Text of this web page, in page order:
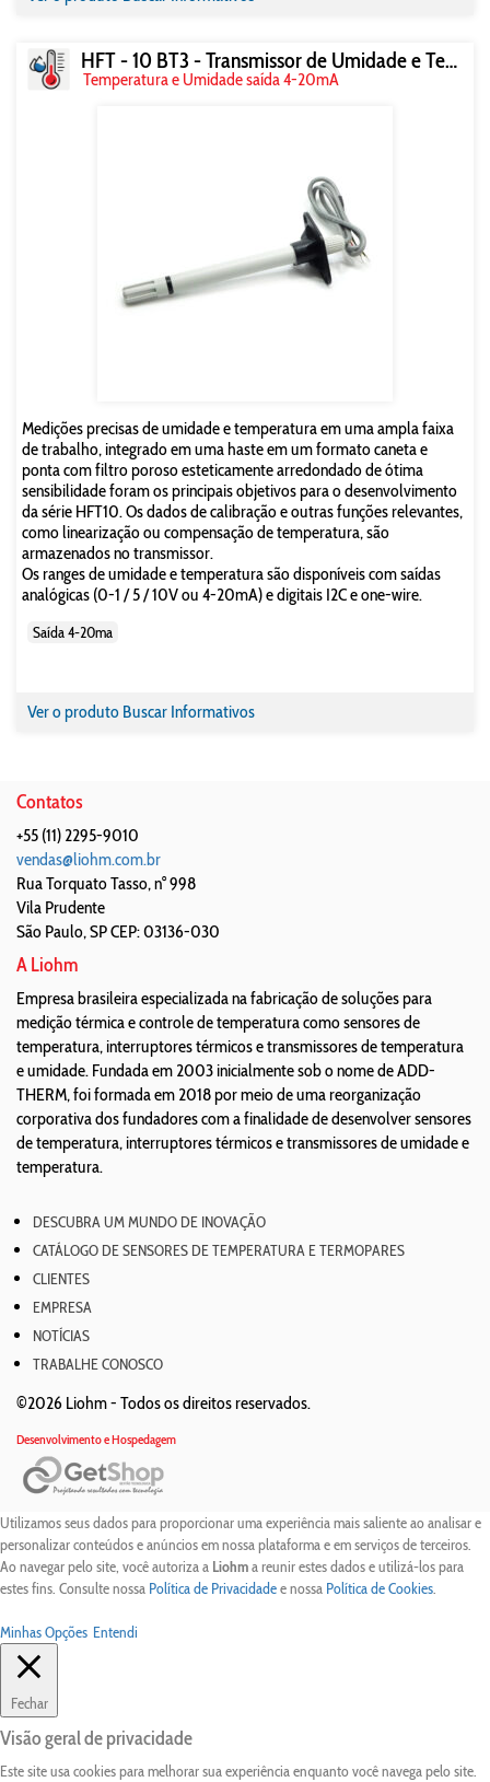
HFT - 10 BT3 - Transmissor de Umidade e Temperatura
Temperatura e Umidade saída 4-20mA
Medições precisas de umidade e temperatura em uma ampla faixa
de trabalho, integrado em uma haste em um formato caneta e
ponta com filtro poroso esteticamente arredondado de ótima
sensibilidade foram os principais objetivos para o desenvolvimento
da série HFT10. Os dados de calibração e outras funções relevantes,
como linearização ou compensação de temperatura, são
armazenados no transmissor.
Os ranges de umidade e temperatura são disponíveis com saídas
analógicas (0-1 / 5 / 10V ou 4-20mA) e digitais I2C e one-wire.
Saída 4-20ma
Ver o produto Buscar Informativos
Contatos
+55 (11) 2295-9010
vendas@liohm.com.br
Rua Torquato Tasso, n° 998
Vila Prudente
São Paulo,SPCEP: 03136-030
A Liohm
Empresa brasileira especializada na fabricação de soluções para
medição térmica e controle de temperatura como sensores de
temperatura, interruptores térmicos e transmissores de temperatura
e umidade. Fundada em 2003 inicialmente sob o nome de ADD-
THERM, foi formada em 2018 por meio de uma reorganização
corporativa dos fundadores com a finalidade de desenvolver sensores
de temperatura, interruptores térmicos e transmissores de umidade e
temperatura.
DESCUBRA UM MUNDO DE INOVAÇÃO
CATÁLOGO DE SENSORES DE TEMPERATURA E TERMOPARES
CLIENTES
EMPRESA
NOTÍCIAS
TRABALHE CONOSCO
©2026 Liohm - Todos os direitos reservados.
Desenvolvimento e Hospedagem
Utilizamos seus dados para proporcionar uma experiência mais saliente ao analisar e
personalizar conteúdos e anúncios em nossa plataforma e em serviços de terceiros.
Ao navegar pelo site, você autoriza a Liohma reunir estes dados e utilizá-los para
estes fins. Consulte nossa Política de Privacidadee nossa Política de Cookies.
Minhas Opções Entendi
Fechar
Visão geral de privacidade
Este site usa cookies para melhorar sua experiência enquanto você navega pelo site.